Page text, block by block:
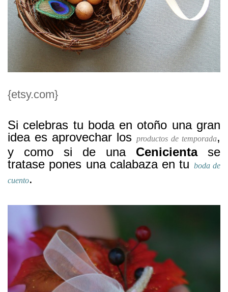
{etsy.com}
Si celebras tu boda en otoño una gran
idea es aprovechar los productos de temporada,
y como si de una Cenicientase
tratase pones una calabaza en tu boda de
cuento.